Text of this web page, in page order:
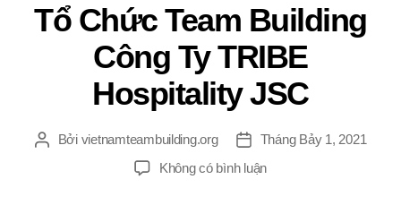
Tổ Chức Team Building
Công Ty TRIBE
Hospitality JSC
TácBởi vietnamteambuilding.org
Ngày
đăng
Tháng Bảy 1, 2021
Không có bình luậnở